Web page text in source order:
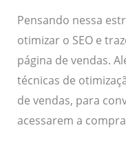
Pensando nessa
otimizar o SEO e
página de vendas.
técnicas de
de vendas, para
acessarem a